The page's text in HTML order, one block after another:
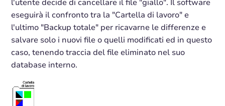
l'utente decide di cancellare il file "giallo". Il software
eseguirà il confronto tra la "Cartella di lavoro" e
l'ultimo "Backup totale" per ricavarne le differenze e
salvare solo i nuovi file o quelli modificati ed in questo
caso, tenendo traccia del file eliminato nel suo
database interno.